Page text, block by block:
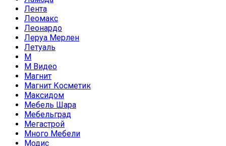
Лента
Леомакс
Леонардо
Леруа Мерлен
Летуаль
М
М Видео
Магнит
Магнит Косметик
Максидом
Мебель Шара
Мебельград
Мегастрой
Много Мебели
Модис